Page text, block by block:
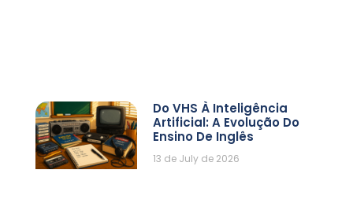
Do VHS À Inteligência
Artificial: A Evolução Do
Ensino De Inglês
13 de July de 2026